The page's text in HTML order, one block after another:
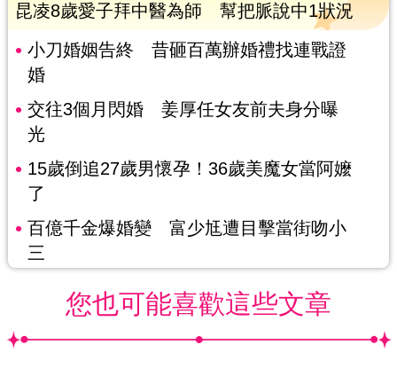
昆凌8歲愛子拜中醫為師 幫把脈說中1狀況
小刀婚姻告終 昔砸百萬辦婚禮找連戰證
婚
交往3個月閃婚 姜厚任女友前夫身分曝
光
15歲倒追27歲男懷孕！36歲美魔女當阿嬤
了
百億千金爆婚變 富少尪遭目擊當街吻小
三
您也可能喜歡這些文章